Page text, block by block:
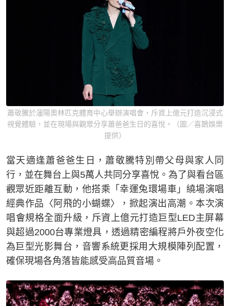
蕭敬騰於瀋陽奧林匹克體育中心舉辦演唱會，斥資上億元打造沉浸式
視覺體驗，並在現場與觀眾分享蕭爸爸生日的喜悅。（圖／喜鵲娛樂
提供）
當天適逢蕭爸爸生日，蕭敬騰特別帶父母與家人同
行，並在舞台上與5萬人共同分享喜悅。為了與看台區
觀眾近距離互動，他搭乘「幸運兔環場車」繞場演唱
經典作品〈阿飛的小蝴蝶〉，掀起演出高潮。本次演
唱會規格全面升級，斥資上億元打造巨型LED主屏幕
與超過2000台專業燈具，透過精密編程將戶外夜空化
為巨型光影舞台，音響系統更採用大規模陣列配置，
確保現場各角落皆能感受高品質音場。